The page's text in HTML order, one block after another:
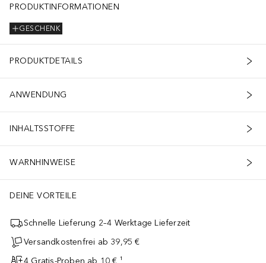
PRODUKTINFORMATIONEN
GESCHENK
PRODUKTDETAILS
ANWENDUNG
INHALTSSTOFFE
WARNHINWEISE
DEINE VORTEILE
Schnelle Lieferung 2–4 Werktage Lieferzeit
Versandkostenfrei ab 39,95 €